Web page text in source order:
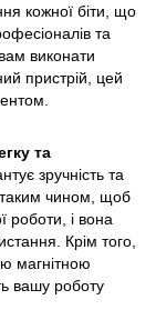
кожної біти, що
та
виконати
пристрій, цей
та
зручність та
таким чином, щоб
роботи, і вона
Крім того,
магнітною
вашу роботу